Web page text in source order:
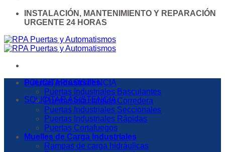
INSTALACIÓN, MANTENIMIENTO Y REPARACIÓN
URGENTE 24 HORAS
SOLICITAR ASISTENCIA
SOLICITAR ASISTENCIA
Puertas Industriales
Puertas Industriales Basculantes
Puertas Industriales Corredera
Puertas Industriales Seccionales
Puertas Industriales Rápidas
Puertas Cortafuegos
Muelles de Carga Industriales
Rampas de carga hidráulicas